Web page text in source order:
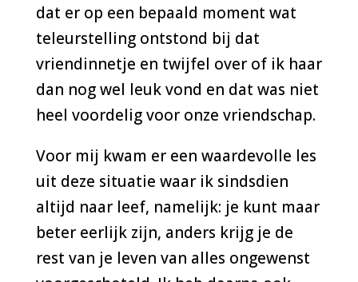
dat er op een bepaald moment wat
teleurstelling ontstond bij dat
vriendinnetje en twijfel over of ik haar
dan nog wel leuk vond en dat was niet
heel voordelig voor onze vriendschap.
Voor mij kwam er een waardevolle les
uit deze situatie waar ik sindsdien
altijd naar leef, namelijk: je kunt maar
beter eerlijk zijn, anders krijg je de
rest van je leven van alles ongewenst